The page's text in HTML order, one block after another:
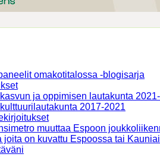
omakotitalossa -blogisarja
ja oppimisen lautakunta
2017-2021
muuttaa Espoon
joita on kuvattu Espoossa tai